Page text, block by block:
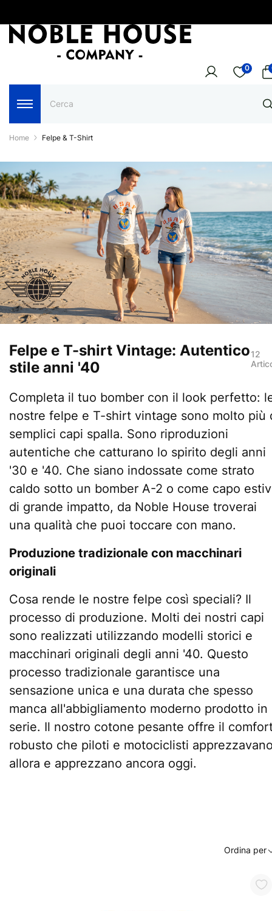
0
Home Felpe & T-Shirt
Felpe e T-shirt Vintage: Autentico
stile anni '40
12
Completa il tuo bomber con il look perfetto:
nostre felpe e T-shirt vintage sono molto più
semplici capi spalla. Sono riproduzioni
autentiche che catturano lo spirito degli anni
'30 e '40. Che siano indossate come strato
caldo sotto un bomber A-2 o come capo
di grande impatto, da Noble House troverai
una qualità che puoi toccare con mano.
Produzione tradizionale con macchinari
originali
Cosa rende le nostre felpe così speciali? Il
processo di produzione. Molti dei nostri capi
sono realizzati utilizzando modelli storici e
macchinari originali degli anni '40. Questo
processo tradizionale garantisce una
sensazione unica e una durata che spesso
manca all'abbigliamento moderno prodotto in
serie. Il nostro cotone pesante offre il
robusto che piloti e motociclisti
allora e apprezzano ancora oggi.
Ordina per